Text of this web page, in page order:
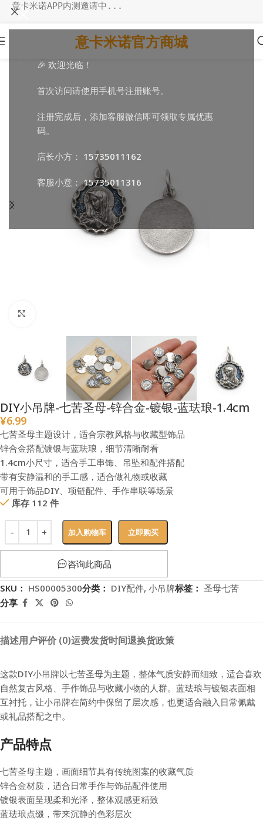
🎉 欢迎光临！
首次访问请使用手机号注册账号。
注册完成后，添加客服微信即可领取专属优惠
码。
店长小方： 15735011162
客服小意：15735011316
意卡米诺APP内测邀请中...
意卡米诺官方商城
DIY小吊牌-七苦圣母-锌合金-镀银-蓝珐琅-1.4cm
¥6.99
七苦圣母主题设计，适合宗教风格与收藏型饰品
锌合金搭配镀银与蓝珐琅，细节清晰耐看
1.4cm小尺寸，适合手工串饰、吊坠和配件搭配
带有安静温和的手工感，适合做礼物或收藏
可用于饰品DIY、项链配件、手作串联等场景
库存 112 件
加入购物车 立即购买
咨询此商品
SKU： HS00005300分类： DIY配件, 小吊牌标签： 圣母七苦
分享
描述用户评价 (0)运费发货时间退换货政策
这款DIY小吊牌以七苦圣母为主题，整体气质安静而细致，适合喜欢
自然复古风格、手作饰品与收藏小物的人群。蓝珐琅与镀银表面相
互衬托，让小吊牌在简约中保留了层次感，也更适合融入日常佩戴
或礼品搭配之中。
产品特点
七苦圣母主题，画面细节具有传统图案的收藏气质
锌合金材质，适合日常手作与饰品配件使用
镀银表面呈现柔和光泽，整体观感更精致
蓝珐琅点缀，带来沉静的色彩层次